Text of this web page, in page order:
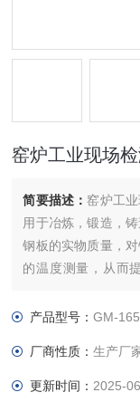
窑炉工业现场
简要描述：窑炉工
用于冶炼，锻造，
钢板的实物质量，
的温度测量，从而
产品型号：GM-
厂商性质：生产厂
更新时间： 2025-